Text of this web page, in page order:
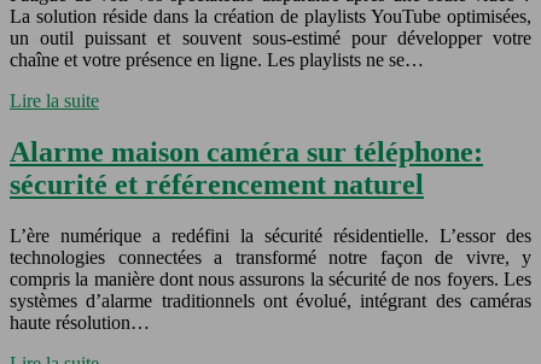
La solution réside dans la création de playlists YouTube optimisées,
un outil puissant et souvent sous-estimé pour développer votre
chaîne et votre présence en ligne. Les playlists ne se…
Lire la suite
Alarme maison caméra sur téléphone:
sécurité et référencement naturel
L’ère numérique a redéfini la sécurité résidentielle. L’essor des
technologies connectées a transformé notre façon de vivre, y
compris la manière dont nous assurons la sécurité de nos foyers. Les
systèmes d’alarme traditionnels ont évolué, intégrant des caméras
haute résolution…